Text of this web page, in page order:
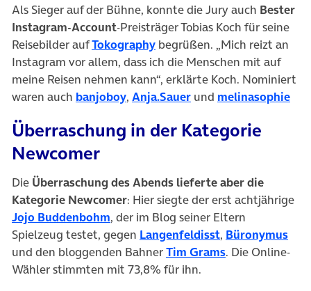
Als Sieger auf der Bühne, konnte die Jury auch Bester
Instagram-Account-Preisträger Tobias Koch für seine
Reisebilder aufTokography begrüßen. „Mich reizt an
Instagram vor allem, dass ich die Menschen mit auf
meine Reisen nehmen kann“, erklärte Koch. Nominiert
waren auch banjoboy, Anja.Sauer und melinasophie
Überraschung in der Kategorie
Newcomer
Die Überraschung des Abends lieferte aber die
Kategorie Newcomer: Hier siegte der erst achtjährige
Jojo Buddenbohm, der im Blog seiner Eltern
Spielzeug testet, gegen Langenfeldisst, Büronymus
und den bloggenden BahnerTim Grams. Die Online-
Wähler stimmten mit 73,8% für ihn.